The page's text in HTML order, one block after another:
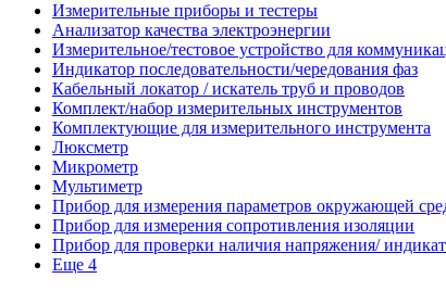
Измерительные приборы и тестеры
Анализатор качества электроэнергии
Измерительное/тестовое устройство для
Индикатор последовательности/чередования фаз
Кабельный локатор / искатель труб и проводов
Комплект/набор измерительных инструментов
Комплектующие для измерительного инструмента
Люксметр
Микрометр
Мультиметр
Прибор для измерения параметров окружающей
Прибор для измерения сопротивления изоляции
Прибор для проверки наличия напряжения/
Еще 4